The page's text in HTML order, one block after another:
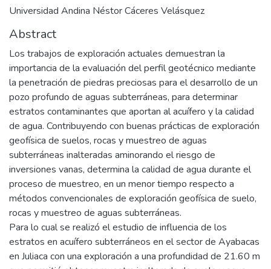
Universidad Andina Néstor Cáceres Velásquez
Abstract
Los trabajos de exploración actuales demuestran la
importancia de la evaluación del perfil geotécnico mediante
la penetración de piedras preciosas para el desarrollo de un
pozo profundo de aguas subterráneas, para determinar
estratos contaminantes que aportan al acuífero y la calidad
de agua. Contribuyendo con buenas prácticas de exploración
geofísica de suelos, rocas y muestreo de aguas
subterráneas inalteradas aminorando el riesgo de
inversiones vanas, determina la calidad de agua durante el
proceso de muestreo, en un menor tiempo respecto a
métodos convencionales de exploración geofísica de suelo,
rocas y muestreo de aguas subterráneas.
Para lo cual se realizó el estudio de influencia de los
estratos en acuífero subterráneos en el sector de Ayabacas
en Juliaca con una exploración a una profundidad de 21.60 m